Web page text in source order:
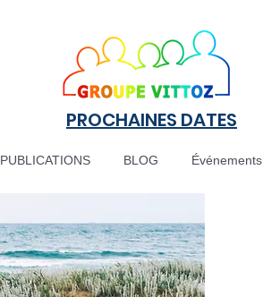
PROCHAINES DATES
PUBLICATIONS BLOG Événements